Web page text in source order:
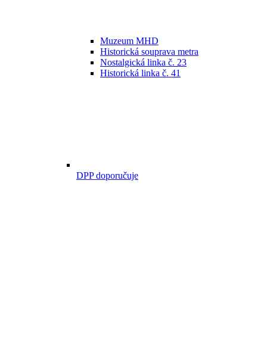
Muzeum MHD
Historická souprava metra
Nostalgická linka č. 23
Historická linka č. 41
DPP doporučuje